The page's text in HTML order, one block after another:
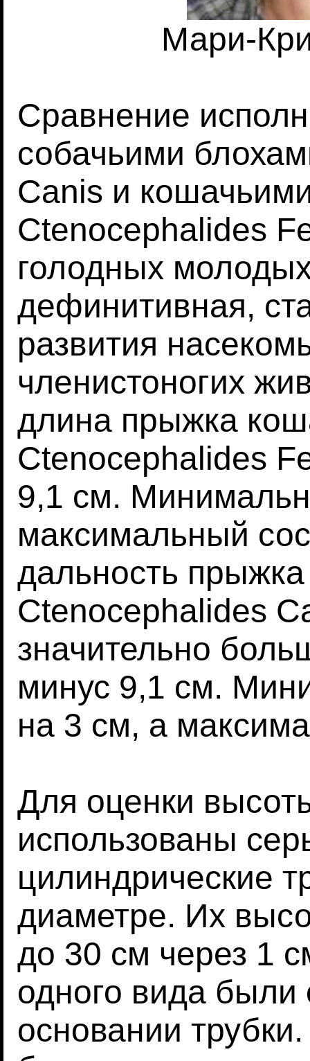
Мари-
Сравнение
собачьими
Canis и
Ctenocephalides
голодных
дефинитивная,
развития
членистоногих
длина прыжка
Ctenocephalides
9,1 см.
максимальный
дальность
Ctenocephalides
значительно
минус 9,1 см.
на 3 см, а
Для оценки
использованы
цилиндрические
диаметре. Их
до 30 см через 1
одного вида были
основании